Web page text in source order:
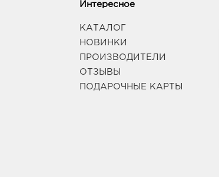
Интересное
КАТАЛОГ
НОВИНКИ
ПРОИЗВОДИТЕЛИ
ОТЗЫВЫ
ПОДАРОЧНЫЕ КАРТЫ